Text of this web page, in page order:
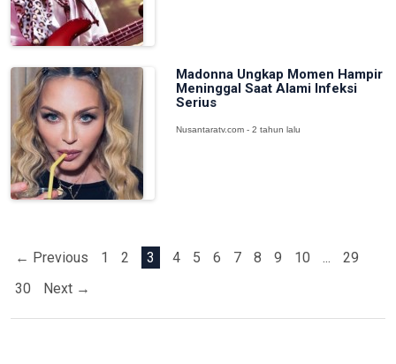
Madonna Ungkap Momen Hampir
Meninggal Saat Alami Infeksi
Serius
Nusantaratv.com - 2 tahun lalu
← Previous 1 2 3 4 5 6 7 8 9 10 ...
29
30
Next →